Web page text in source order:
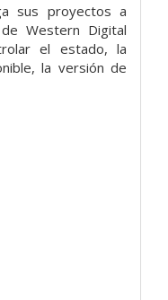
sus proyectos a
Western Digital
el estado, la
la versión de